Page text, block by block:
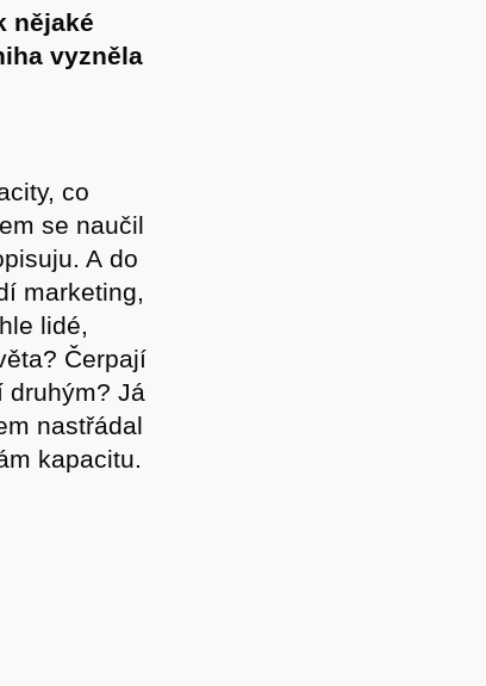
nějaké
vyzněla
co
se naučil
A do
marketing,
lidé,
Čerpají
druhým? Já
nastřádal
kapacitu.